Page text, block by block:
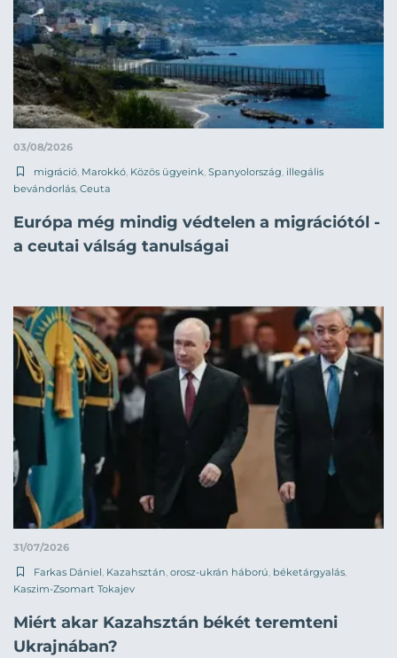
03/08/2026
migráció, Marokkó, Közös ügyeink, Spanyolország, illegális
bevándorlás, Ceuta
Európa még mindig védtelen a migrációtól -
a ceutai válság tanulságai
31/07/2026
Farkas Dániel, Kazahsztán, orosz-ukrán háború, béketárgyalás,
Kaszim-Zsomart Tokajev
Miért akar Kazahsztán békét teremteni
Ukrajnában?